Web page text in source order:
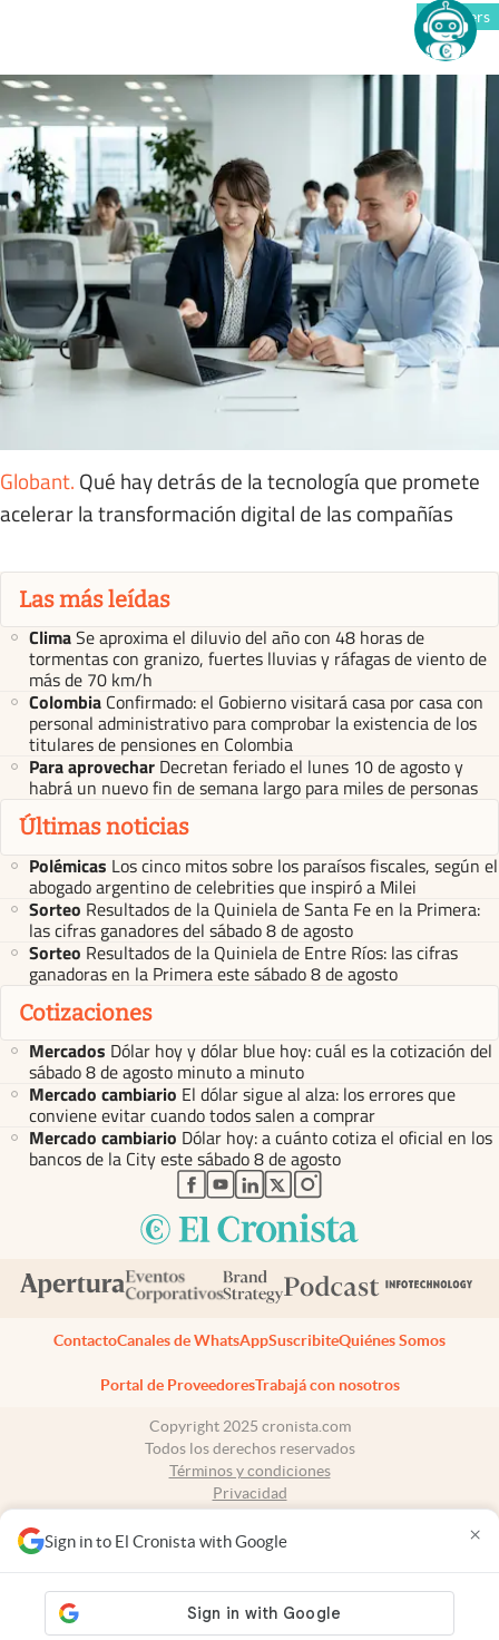
Sign in to El Cronista with Google ×
Members
Globant. Qué hay detrás de la tecnología que promete
acelerar la transformación digital de las compañías
Las más leídas
ClimaSe aproxima el diluvio del año con 48 horas de
tormentas con granizo, fuertes lluvias y ráfagas de viento de
más de 70 km/h
Colombia Confirmado: el Gobierno visitará casa por casa con
personal administrativo para comprobar la existencia de los
titulares de pensiones en Colombia
Para aprovechar Decretan feriado el lunes 10 de agosto y
habrá un nuevo fin de semana largo para miles de personas
Últimas noticias
Polémicas Los cinco mitos sobre los paraísos fiscales, según el
abogado argentino de celebrities que inspiró a Milei
Sorteo Resultados de la Quiniela de Santa Fe en la Primera:
las cifras ganadores del sábado 8 de agosto
Sorteo Resultados de la Quiniela de Entre Ríos: las cifras
ganadoras en la Primera este sábado 8 de agosto
Cotizaciones
Mercados Dólar hoy y dólar blue hoy: cuál es la cotización del
sábado 8 de agosto minuto a minuto
Mercado cambiario El dólar sigue al alza: los errores que
conviene evitar cuando todos salen a comprar
Mercado cambiario Dólar hoy: a cuánto cotiza el oficial en los
bancos de la City este sábado 8 de agosto
abre en nueva pestaña
abre en nueva pestaña
abre en nueva pestaña
abre en nueva pestaña
abre en nueva pestaña
ContactoCanales de WhatsAppSuscribiteQuiénes Somos
Portal de ProveedoresTrabajá con nosotros
Copyright 2025 cronista.com
Todos los derechos reservados
Términos y condiciones
Privacidad
Tel: +54 11 7078-3270
propiedad intelectual: 56576959